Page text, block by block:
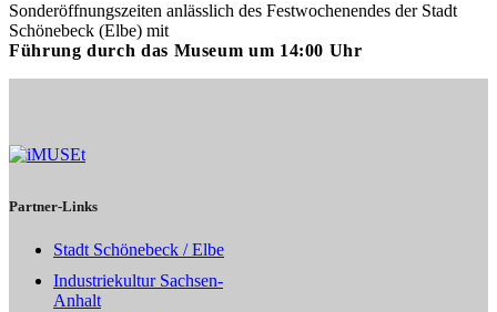
Sonderöffnungszeiten anlässlich des Festwochenendes der Stadt
Schönebeck (Elbe) mit
Führung durch das Museum um 14:00 Uhr
Partner-Links
Stadt Schönebeck / Elbe
Industriekultur Sachsen-
Anhalt